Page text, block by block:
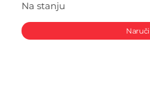
Na stanju
Naruči